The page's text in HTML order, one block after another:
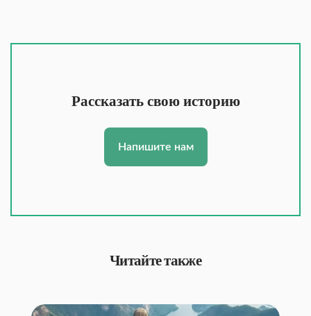
Рассказать свою историю
Напишите нам
Читайте также